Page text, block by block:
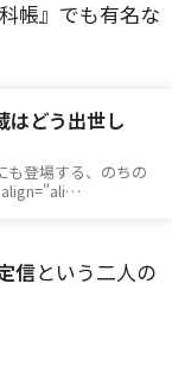
帳』でも有名な
はどう出世し
も登場する、のちの
align="ali…
信という二人の